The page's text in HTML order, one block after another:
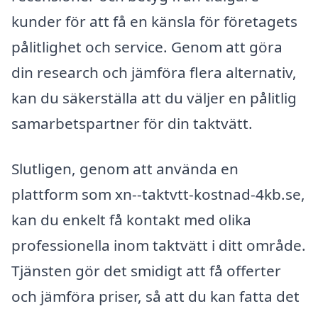
kunder för att få en känsla för företagets
pålitlighet och service. Genom att göra
din research och jämföra flera alternativ,
kan du säkerställa att du väljer en pålitlig
samarbetspartner för din taktvätt.
Slutligen, genom att använda en
plattform som xn--taktvtt-kostnad-4kb.se,
kan du enkelt få kontakt med olika
professionella inom taktvätt i ditt område.
Tjänsten gör det smidigt att få offerter
och jämföra priser, så att du kan fatta det